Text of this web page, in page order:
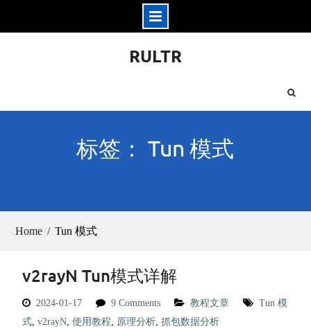
RULTR
标签： Tun 模式
Home Tun 模式
v2rayN Tun模式详解
2024-01-17 9 Comments 教程文章
Tun 模
式, v2rayN, 使用教程, 原理分析, 抓包数据分析